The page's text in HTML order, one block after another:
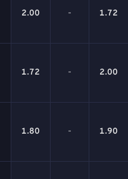
2.00 - 1.72
1.72 - 2.00
1.80 - 1.90